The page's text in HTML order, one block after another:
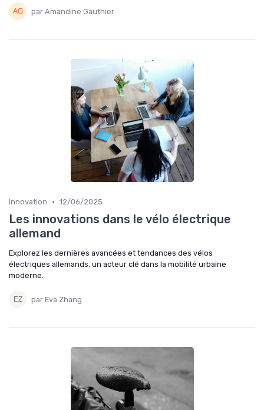
par Amandine Gauthier
Innovation • 12/06/2025
Les innovations dans le vélo électrique
allemand
Explorez les dernières avancées et tendances des vélos
électriques allemands, un acteur clé dans la mobilité urbaine
moderne.
par Eva Zhang